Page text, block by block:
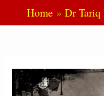
Home Dr Tariq